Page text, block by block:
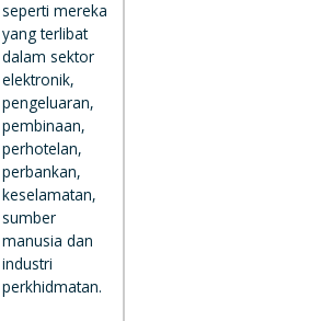
seperti mereka
yang terlibat
dalam sektor
elektronik,
pengeluaran,
pembinaan,
perhotelan,
perbankan,
keselamatan,
sumber
manusia dan
industri
perkhidmatan.